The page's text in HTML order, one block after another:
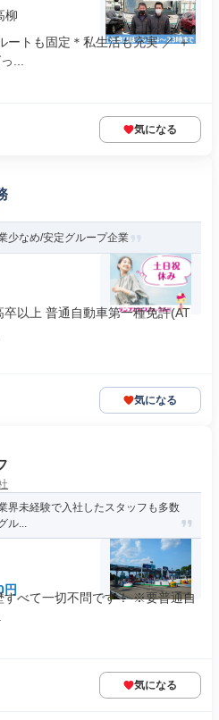
柳
ートも固定＊私生活も充実 ／ ＋
...
気になる
少なめ/安定グループ企業
以上 普通自動車第一種免許(AT
気になる
界未経験で入社したスタッフも多数
ル...
円
すべて一切不問です！ ※要普通自
気になる